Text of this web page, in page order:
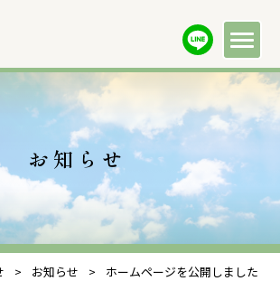
お知らせ
> お知らせ > ホームページを公開しました